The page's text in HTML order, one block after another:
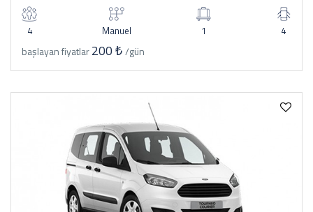
4 Manuel 1 4
başlayan fiyatlar200 ₺/gün